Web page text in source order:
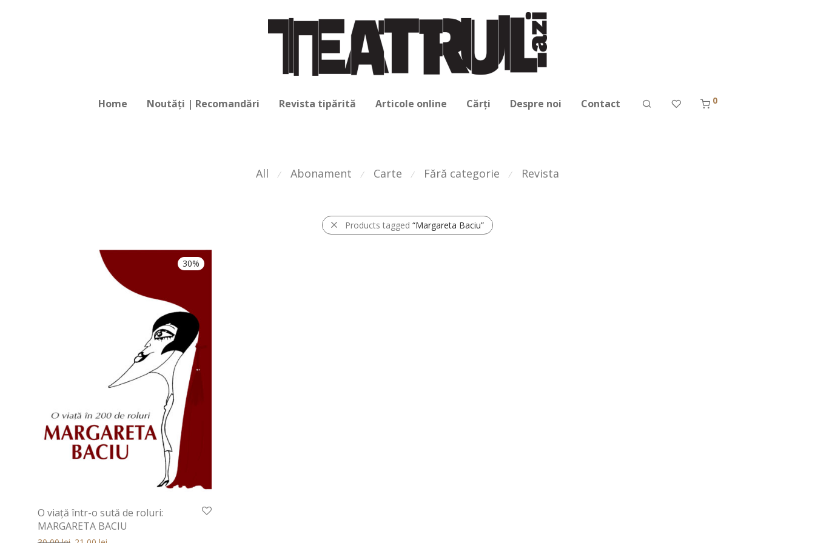
Home Noutăți | Recomandări Revista tipărită Articole online Cărți Despre noi Contact 0
All ⁄ Abonament ⁄ Carte ⁄ Fără categorie ⁄ Revista
Products tagged “Margareta Baciu”
30%
O viaţă într-o sută de roluri:
MARGARETA BACIU